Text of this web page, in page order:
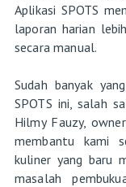
Aplikasi SPOTS
laporan harian
secara manual.
Sudah banyak
SPOTS ini, salah
Hilmy Fauzy,
membantu kami
kuliner yang baru
masalah